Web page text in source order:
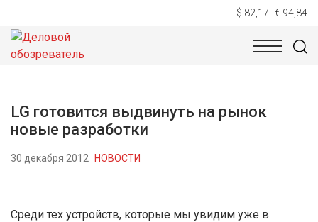
$ 82,17 € 94,84
НОВОСТИ
LG готовится выдвинуть на рынок
новые разработки
30 декабря 2012 НОВОСТИ
Среди тех устройств, которые мы увидим уже в